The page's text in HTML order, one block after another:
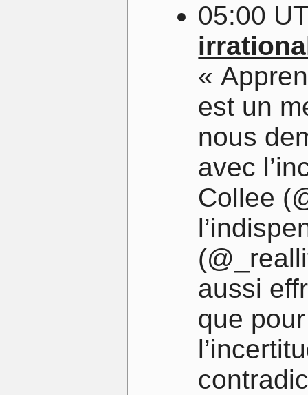
05:00
«
est un
nous
avec
Collee
aussi
que